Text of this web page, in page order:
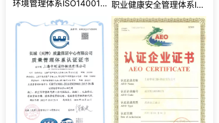
环境管理体系ISO14001认证证书 职业健康安全管理体系ISO45001认证证书